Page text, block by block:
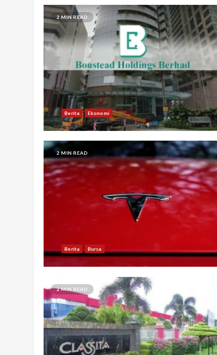
2 MIN READ
Berita Ekonomi
2 MIN READ
Berita Bursa
2 MIN READ